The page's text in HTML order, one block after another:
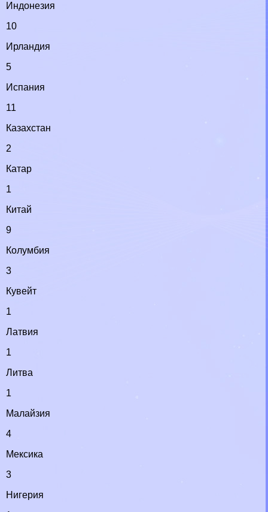
Индонезия
10
Ирландия
5
Испания
11
Казахстан
2
Катар
1
Китай
9
Колумбия
3
Кувейт
1
Латвия
1
Литва
1
Малайзия
4
Мексика
3
Нигерия